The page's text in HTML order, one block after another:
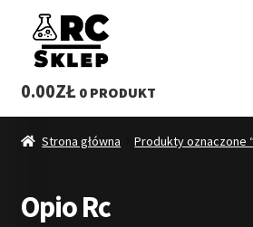
Przejdź
do
nawigacji
Przejdź
do
treści
SKLEP
REGULAMIN
0.00ZŁ 0 PRODUKT
Strona główna Produkty oznaczone
Opio Rc